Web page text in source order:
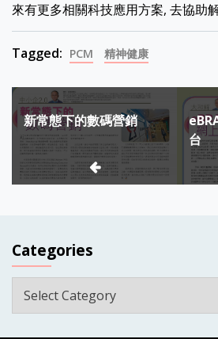
來有更多相關科技應用方案, 去協助
Tagged: PCM 精神健康
Post
navigation
新常態下的數碼營銷
台
Categories
Categories